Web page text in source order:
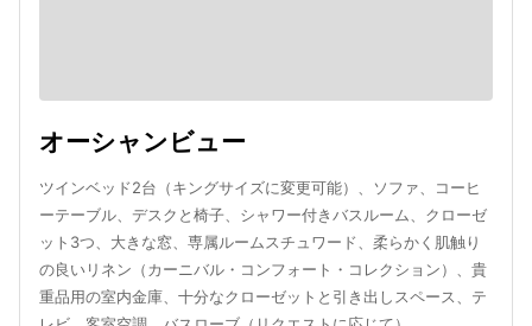
オーシャンビュー
ツインベッド2台（キングサイズに変更可能）、ソファ、コーヒ
ーテーブル、デスクと椅子、シャワー付きバスルーム、クローゼ
ット3つ、大きな窓、専属ルームスチュワード、柔らかく肌触り
の良いリネン（カーニバル・コンフォート・コレクション）、貴
重品用の室内金庫、十分なクローゼットと引き出しスペース、テ